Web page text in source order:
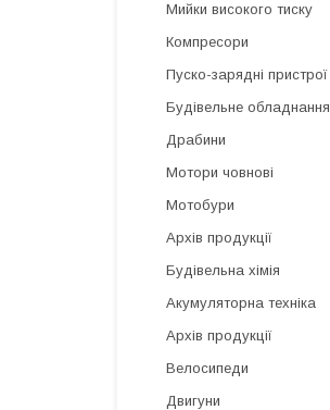
Мийки високого тиску
Компресори
Пуско-зарядні пристрої
Будівельне обладнання
Драбини
Мотори човнові
Мотобури
Архів продукції
Будівельна хімія
Акумуляторна техніка
Архів продукції
Велосипеди
Двигуни